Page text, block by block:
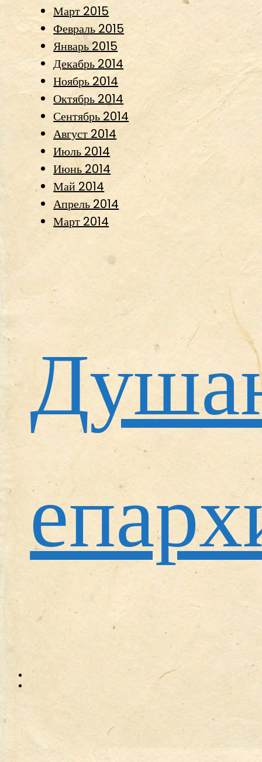
Март 2015
Февраль 2015
Январь 2015
Декабрь 2014
Ноябрь 2014
Октябрь 2014
Сентябрь 2014
Август 2014
Июль 2014
Июнь 2014
Май 2014
Апрель 2014
Март 2014